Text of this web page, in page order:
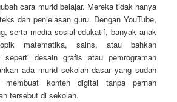
cara murid belajar. Mereka tidak hanya
dan penjelasan guru. Dengan YouTube,
serta media sosial edukatif, banyak anak
matematika, sains, atau bahkan
seperti desain grafis atau pemrograman
ada murid sekolah dasar yang sudah
konten digital tanpa pernah
tersebut di sekolah.